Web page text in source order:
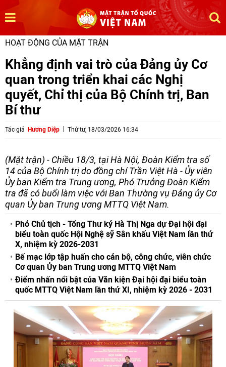
HOẠT ĐỘNG CỦA MẶT TRẬN
Khẳng định vai trò của Đảng ủy Cơ
quan trong triển khai các Nghị
quyết, Chỉ thị của Bộ Chính trị, Ban
Bí thư
Tác giả Hương Diệp Thứ tư, 18/03/2026 16:34
(Mặt trận) - Chiều 18/3, tại Hà Nội, Đoàn Kiểm tra số
14 của Bộ Chính trị do đồng chí Trần Việt Hà - Ủy viên
Ủy ban Kiểm tra Trung ương, Phó Trưởng Đoàn Kiểm
tra đã có buổi làm việc với Ban Thường vụ Đảng ủy Cơ
quan Ủy ban Trung ương MTTQ Việt Nam.
Phó Chủ tịch - Tổng Thư ký Hà Thị Nga dự Đại hội đại
biểu toàn quốc Hội Nghệ sỹ Sân khấu Việt Nam lần thứ
X, nhiệm kỳ 2026-2031
Bế mạc lớp tập huấn cho cán bộ, công chức, viên chức
Cơ quan Ủy ban Trung ương MTTQ Việt Nam
Điểm nhấn nổi bật của Văn kiện Đại hội đại biểu toàn
quốc MTTQ Việt Nam lần thứ XI, nhiệm kỳ 2026 - 2031